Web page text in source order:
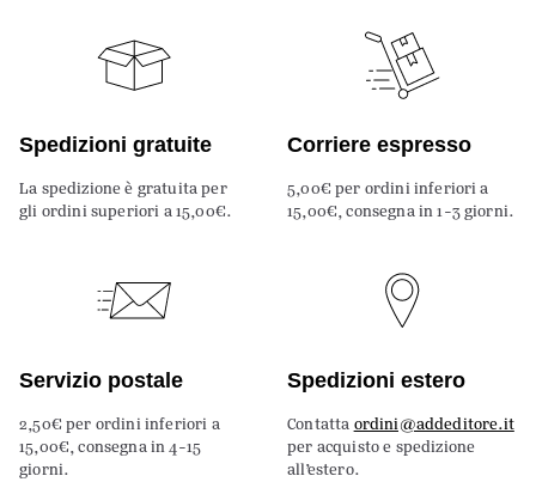
Spedizioni gratuite
La spedizione è gratuita per
gli ordini superiori a 15,00€.
Corriere espresso
5,00€ per ordini inferiori a
15,00€, consegna in 1-3 giorni.
Servizio postale
2,50€ per ordini inferiori a
15,00€, consegna in 4-15
giorni.
Spedizioni estero
Contatta ordini@addeditore.it
per acquisto e spedizione
all’estero.